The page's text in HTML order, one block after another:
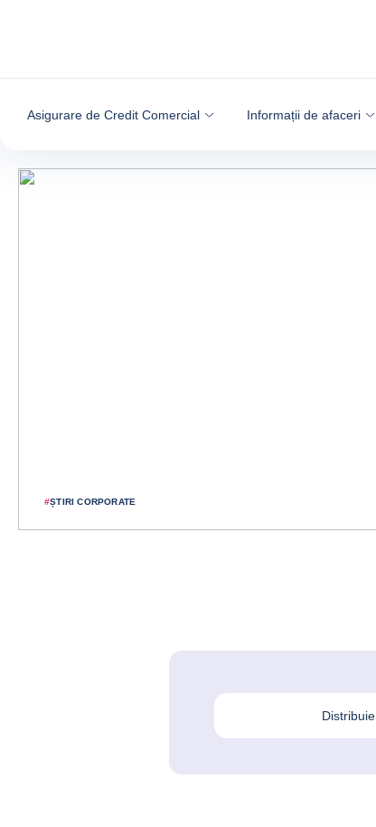
Asigurare de Credit Comercial Informații de afaceri
#ȘTIRI CORPORATE
Distribuie